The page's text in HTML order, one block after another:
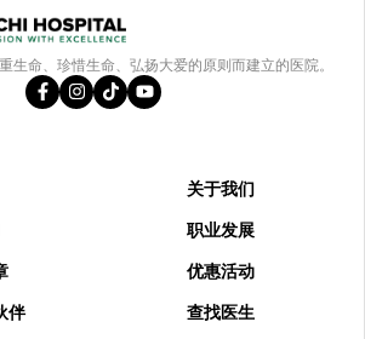
生命、珍惜生命、弘扬大爱的原则而建立的医院。
关于我们
职业发展
优惠活动
伴
查找医生